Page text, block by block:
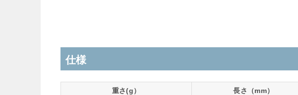
仕様
重さ(g） 長さ（mm）